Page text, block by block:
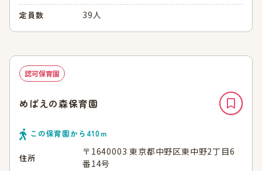
定員数 39人
認可保育園
めばえの森保育園
この保育園から 410ｍ
住所
〒1640003 東京都中野区東中野2丁目6
番14号